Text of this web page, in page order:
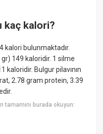
kaç kalori?
kalori bulunmaktadır.
gr) 149 kaloridir. 1 silme
kaloridir. Bulgur pilavının
2.78 gram protein, 3.39
tamamını burada okuyun: